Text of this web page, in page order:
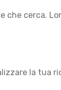
che cerca.
la tua